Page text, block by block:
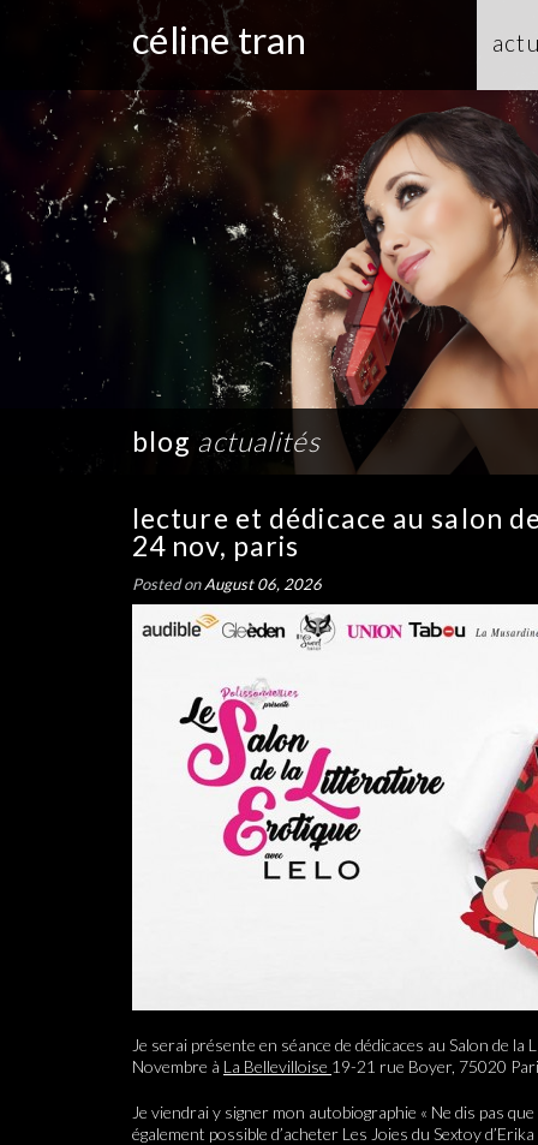
céline tran
blog actualités
lecture et dédicace au salon
24 nov, paris
Posted onAugust 06, 2026
Je serai présente en séance de dédicaces au Salon de
Novembre à La Bellevilloise 19-21 rue Boyer, 75020
Je viendrai y signer mon autobiographie « Ne dis pas
également possible d’acheter Les Joies du Sextoy